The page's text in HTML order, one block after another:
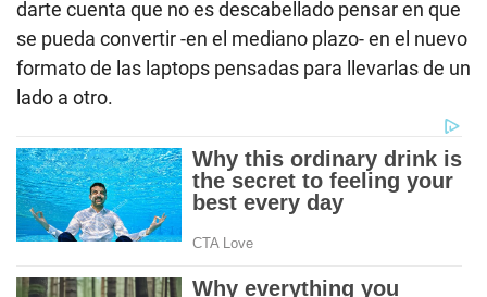
darte cuenta que no es descabellado pensar en que
se pueda convertir -en el mediano plazo- en el nuevo
formato de las laptops pensadas para llevarlas de un
lado a otro.